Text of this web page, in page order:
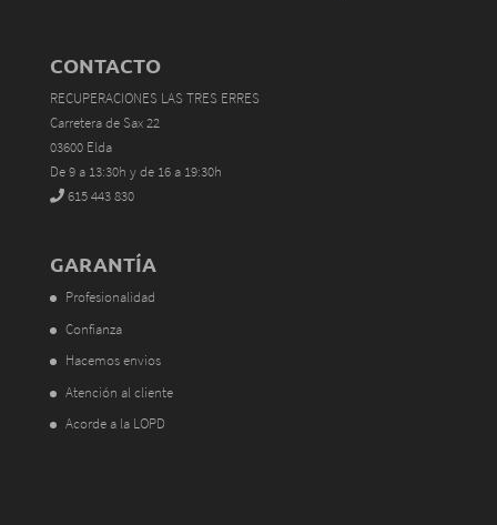
CONTACTO
RECUPERACIONES LAS TRES ERRES
Carretera de Sax 22
03600 Elda
De 9 a 13:30h y de 16 a 19:30h
615 443 830
GARANTÍA
Profesionalidad
Confianza
Hacemos envios
Atención al cliente
Acorde a la LOPD